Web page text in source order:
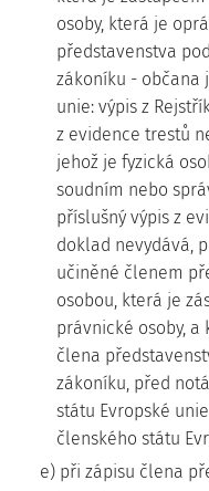
osoby, která je
představenstva
zákoníku - občana
unie: výpis z
z evidence trestů
jehož je fyzická
soudním nebo
příslušný výpis z
doklad nevydává,
učiněné členem
osobou, která je
právnické osoby,
člena
zákoníku, před
státu Evropské
členského státu
e) při zápisu člena